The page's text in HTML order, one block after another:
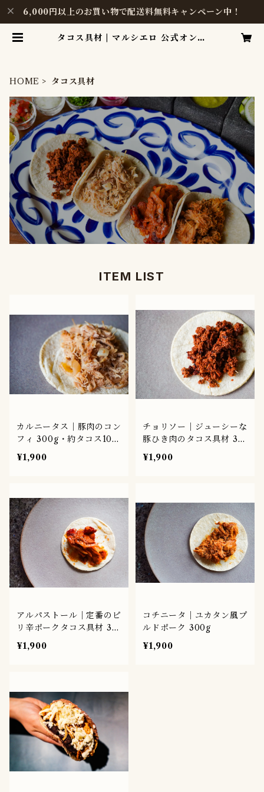
6,000円以上のお買い物で配送料無料キャンペーン中！
タコス具材 | マルシエロ 公式オンラ
HOME タコス具材
ITEM LIST
カルニータス｜豚肉のコン
フィ 300g・約タコス10個
分
¥1,900
チョリソー｜ジューシーな
豚ひき肉のタコス具材 30
0g
¥1,900
アルパストール｜定番のピ
リ辛ポークタコス具材 30
0g
¥1,900
コチニータ｜ユカタン風プ
ルドポーク 300g
¥1,900